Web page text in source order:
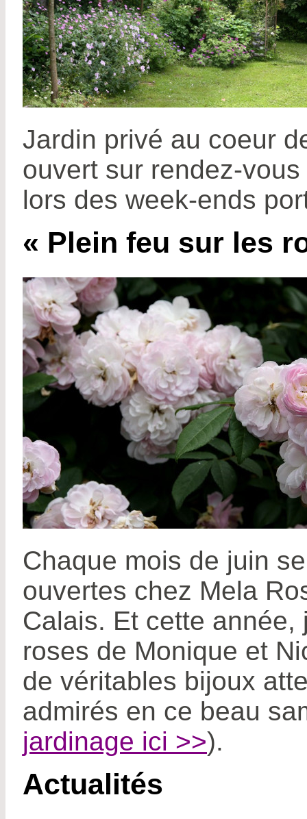
Jardin privé au coeur
ouvert sur rendez-
lors des week-ends
« Plein feu sur les
Chaque mois de juin
ouvertes chez Mela
Calais. Et cette année,
roses de Monique et
de véritables bijoux
admirés en ce beau
jardinage ici >>).
Actualités